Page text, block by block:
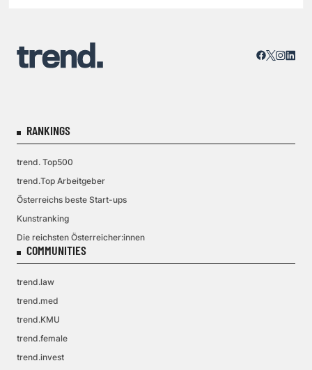
RANKINGS
trend. Top500
trend.Top Arbeitgeber
Österreichs beste Start-ups
Kunstranking
Die reichsten Österreicher:innen
COMMUNITIES
trend.law
trend.med
trend.KMU
trend.female
trend.invest